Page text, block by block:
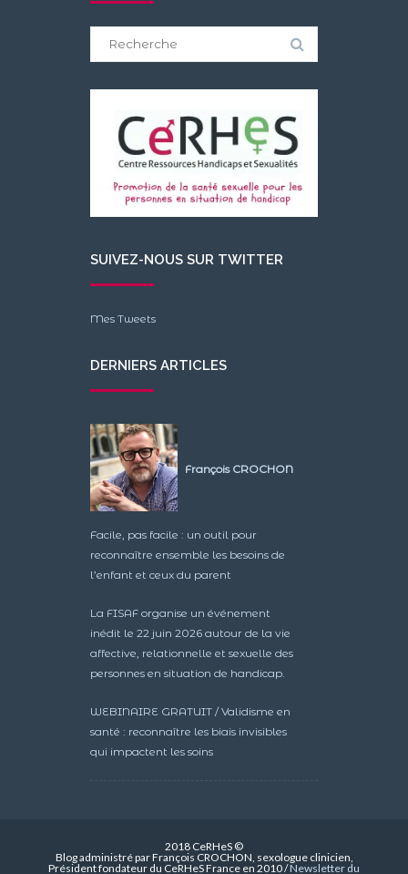
SUIVEZ-NOUS SUR TWITTER
Mes Tweets
DERNIERS ARTICLES
François CROCHON
Facile, pas facile : un outil pour
reconnaître ensemble les besoins de
l’enfant et ceux du parent
La FISAF organise un événement
inédit le 22 juin 2026 autour de la vie
affective, relationnelle et sexuelle des
personnes en situation de handicap.
WEBINAIRE GRATUIT / Validisme en
santé : reconnaître les biais invisibles
qui impactent les soins
2018 CeRHeS ©
Blog administré par François CROCHON, sexologue clinicien,
Président fondateur du CeRHeS France en 2010 /Newsletter du